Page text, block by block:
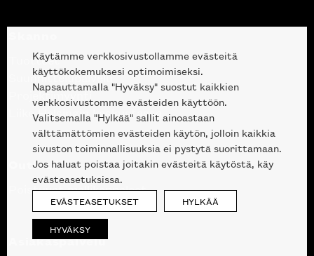
Tuotteet
Suunnittelupalvelu
Projektimyynti
Liike Helsingin keskustassa
Outlet
Poistuvat mallikappaleet
Asiakaspalvelu
Käytämme verkkosivustollamme evästeitä
käyttökokemuksesi optimoimiseksi.
Napsauttamalla "Hyväksy" suostut kaikkien
verkkosivustomme evästeiden käyttöön.
Valitsemalla "Hylkää" sallit ainoastaan
välttämättömien evästeiden käytön, jolloin kaikkia
sivuston toiminnallisuuksia ei pystytä suorittamaan.
Jos haluat poistaa joitakin evästeitä käytöstä, käy
evästeasetuksissa.
EVÄSTEASETUKSET HYLKÄÄ
HYVÄKSY